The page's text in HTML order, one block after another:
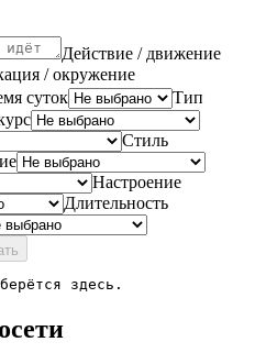
Действие / движение
/ окружение
суток
Тип
Стиль
Настроение
Длительность
здесь.